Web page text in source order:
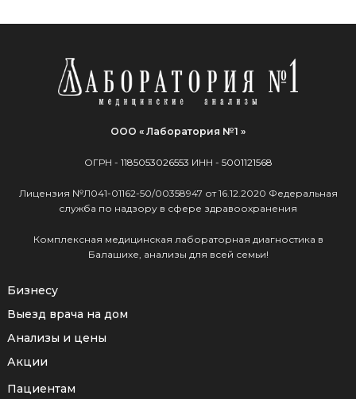
ООО « Лаборатория №1 »
ОГРН - 1185053026553 ИНН - 5001121568
Лицензия №Л041-01162-50/00358947 от 16.12.2020 Федеральная
служба по надзору в сфере здравоохранения
Комплексная медицинская лабораторная диагностика в
Балашихе, анализы для всей семьи!
Бизнесу
Выезд врача на дом
Анализы и цены
Акции
Пациентам